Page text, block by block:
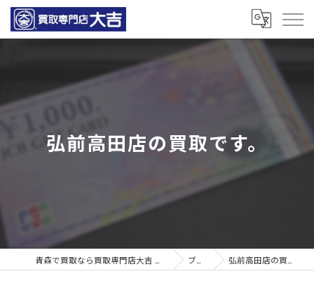
弘前高田店の買取です。
ブログ 弘前高田店の買取です。